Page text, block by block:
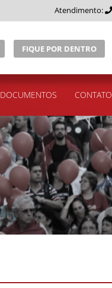
Atendimento:
FIQUE POR DENTRO
DOCUMENTOS CONTATO